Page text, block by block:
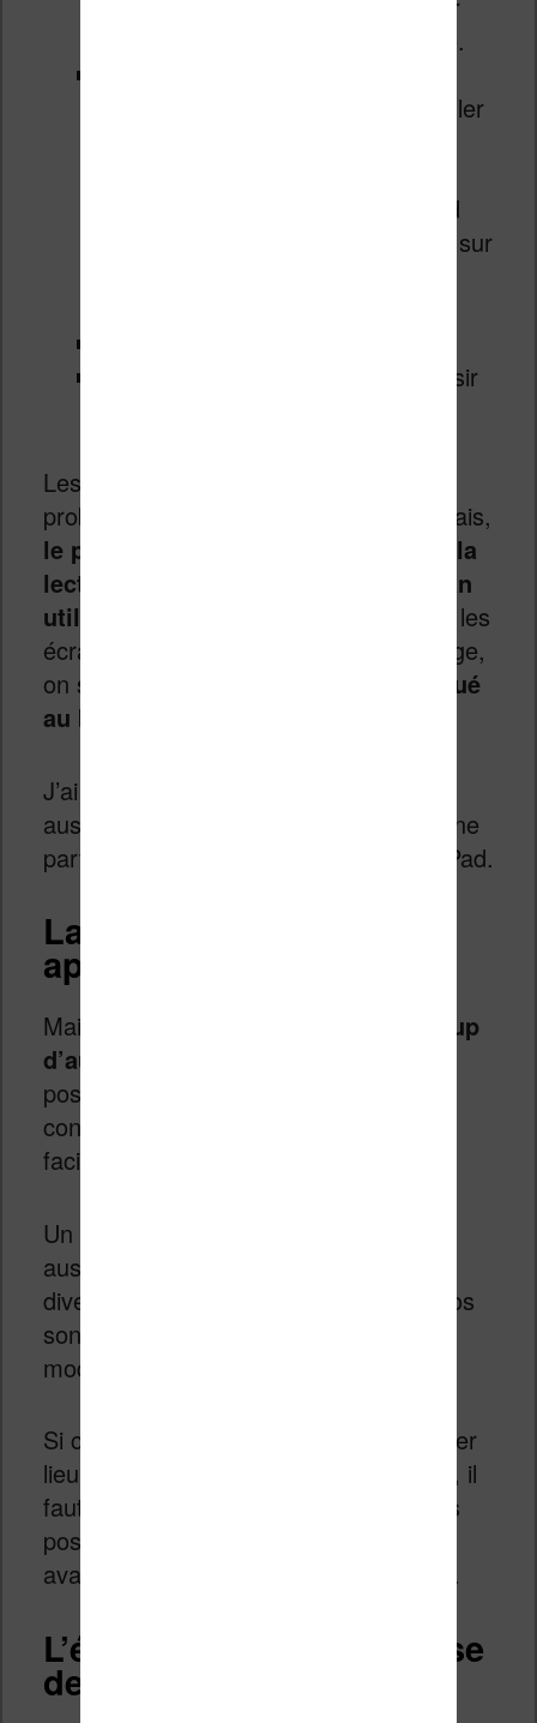
son compagnon ou sa compagne.
disponibles. Ils permettent de régler
thème normal (texte noir sur fond
blanc), le thème sépia (texte gris sur
: à choisir
Les réglages permettent de lire sans
problème dans toutes les situations. Mais,
le principal reproche que je ferais à la
lecture sur iPad vient du type d’écran
utilisé
. Celui-ci est du même type que les
écrans utilisant les ordinateurs. À l’usage,
on se retrouve assez rapidement
fatigué
au bout d’une heure de lecture
J’ai un peu lu avec l’application Kindle
aussi. Bein que très bien réalisée, elle ne
parvient pas à corriger ce défaut de l’iPad.
La vidéo et les
applications sur iPad
Mais un
iPad peu faire aussi beaucoup
d’autres choses
possible de voir des vidéos et de
consulter Internet avec une grande
facilité.
Un grand nombre d’applications sont
aussi disponibles pour travailler ou se
divertir (un grand nombre de jeux vidéos
sont présents sur l’App Store à prix
modiques).
Si ceci ne nous intéresse pas en premier
lieu pour une utilisation du type liseuse, il
faut tout de même reconnaître que ses
possibilités constituent un énorme
avantage par rapport à la concurrence.
L’écran couleur : la liseuse
des amoureux de la BD